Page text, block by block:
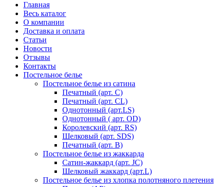
Главная
Весь каталог
О компании
Доставка и оплата
Статьи
Новости
Отзывы
Контакты
Постельное белье
Постельное белье из сатина
Печатный (арт. С)
Печатный (арт. СL)
Однотонный (арт.LS)
Однотонный ( арт. OD)
Королевский (арт. RS)
Шелковый (арт. SDS)
Печатный (арт. В)
Постельное белье из жаккарда
Сатин-жаккард (арт. JC)
Шелковый жаккард (арт.L)
Постельное белье из хлопка полотняного плетения